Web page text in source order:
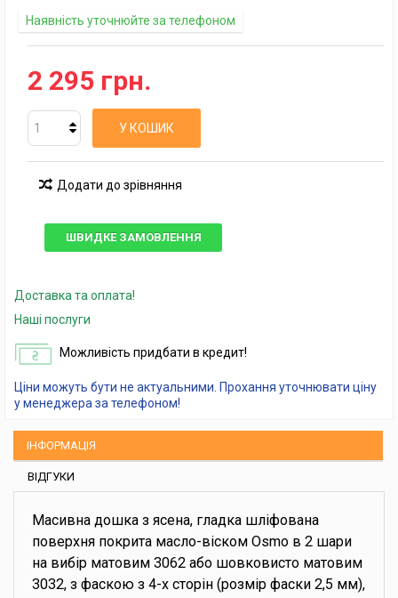
Наявність уточнюйте за телефоном
2 295 грн.
У КОШИК
Додати до зрівняння
ШВИДКЕ ЗАМОВЛЕННЯ
Доставка та оплата!
Наші послуги
Можливість придбати в кредит!
Ціни можуть бути не актуальними. Прохання уточнювати ціну
у менеджера за телефоном!
ІНФОРМАЦІЯ
ВІДГУКИ
Масивна дошка з ясена, гладка шліфована
поверхня покрита масло-віском Osmo в 2 шари
на вибір матовим 3062 або шовковисто матовим
3032, з фаскою з 4-х сторін (розмір фаски 2,5 мм),